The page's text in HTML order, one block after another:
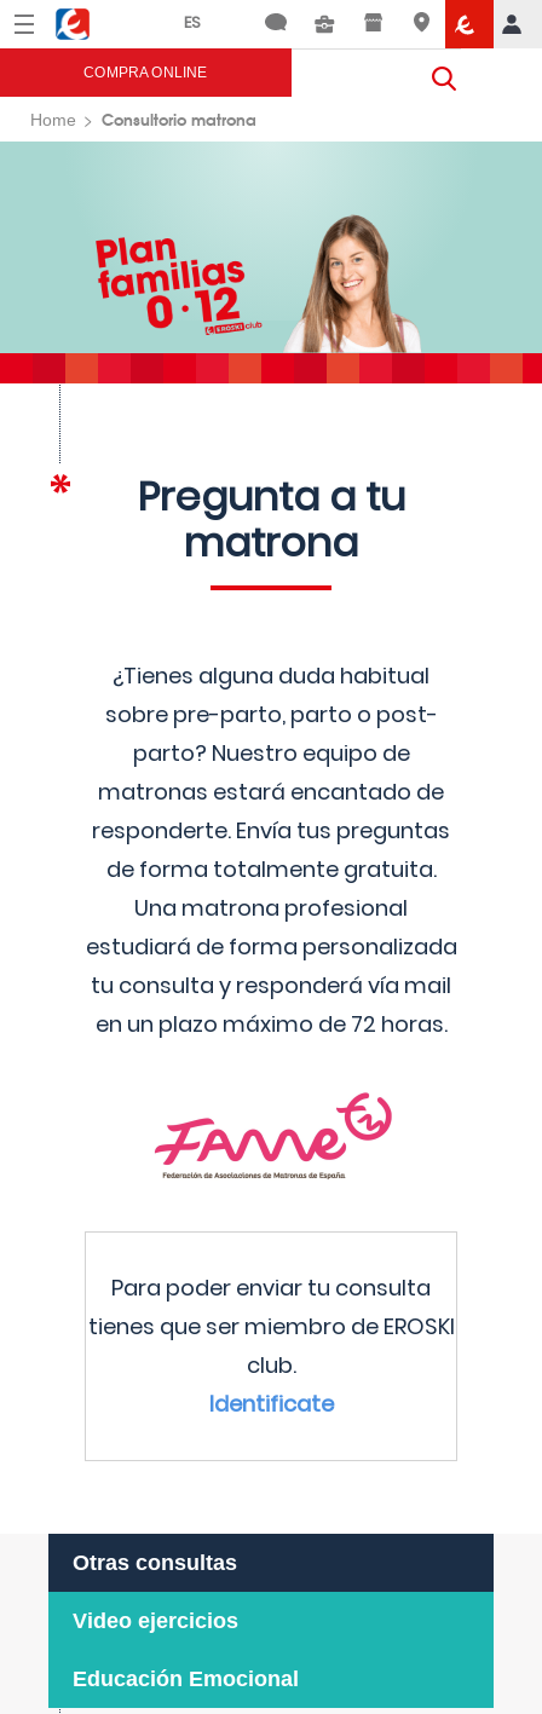
Menú Eroski
COMPRA ONLINE
Home Consultorio matrona
Pregunta a tu
matrona
¿Tienes alguna duda habitual
sobre pre-parto, parto o post-
parto? Nuestro equipo de
matronas estará encantado de
responderte. Envía tus preguntas
de forma totalmente gratuita.
Una matrona profesional
estudiará de forma personalizada
tu consulta y responderá vía mail
en un plazo máximo de 72 horas.
Para poder enviar tu consulta
tienes que ser miembro de EROSKI
club.
Identificate
Otras consultas
Video ejercicios
Educación Emocional